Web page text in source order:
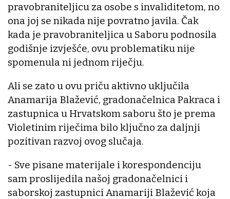
pravobraniteljicu za osobe s invaliditetom, no
ona joj se nikada nije povratno javila. Čak
kada je pravobraniteljica u Saboru podnosila
godišnje izvješće, ovu problematiku nije
spomenula ni jednom riječju.
Ali se zato u ovu priču aktivno uključila
Anamarija Blažević, gradonačelnica Pakraca i
zastupnica u Hrvatskom saboru što je prema
Violetinim riječima bilo ključno za daljnji
pozitivan razvoj ovog slučaja.
- Sve pisane materijale i korespondenciju
sam proslijedila našoj gradonačelnici i
saborskoj zastupnici Anamariji Blažević koja